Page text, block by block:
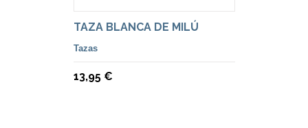
TAZA BLANCA DE MILÚ
Tazas
13,95 €